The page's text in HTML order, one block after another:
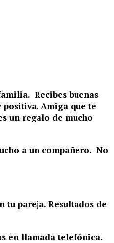
Recibes buenas
positiva. Amiga que te
un regalo de mucho
a un compañero. No
pareja. Resultados de
en llamada telefónica.